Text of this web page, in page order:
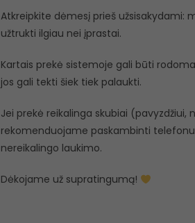
Atkreipkite dėmesį prieš užsisakydami:
užtrukti ilgiau nei įprastai.
Kartais prekė sistemoje gali būti
jos gali tekti šiek tiek palaukti.
Jei prekė reikalinga skubiai
rekomenduojame paskambinti telefonu
nereikalingo laukimo.
Dėkojame už supratingumą!